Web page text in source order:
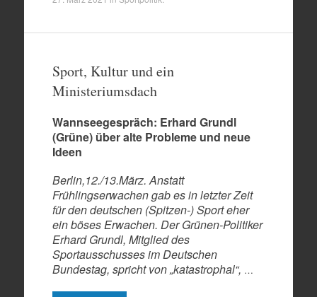
Sport, Kultur und ein
Ministeriumsdach
Wannseegespräch: Erhard Grundl
(Grüne) über alte Probleme und neue
Ideen
Berlin,12./13.März. Anstatt
Frühlingserwachen gab es in letzter Zeit
für den deutschen (Spitzen-) Sport eher
ein böses Erwachen. Der Grünen-Politiker
Erhard Grundl, Mitglied des
Sportausschusses im Deutschen
Bundestag, spricht von „katastrophal“, …